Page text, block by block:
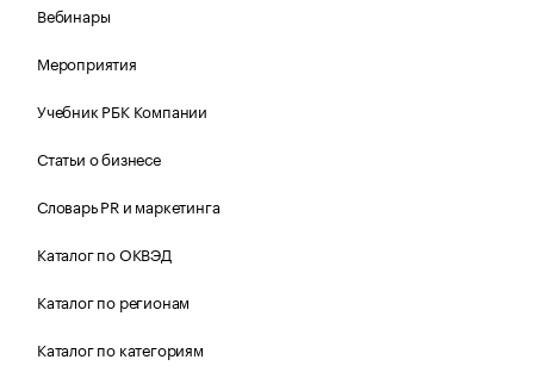
Вебинары
Мероприятия
Учебник РБК Компании
Статьи о бизнесе
Словарь PR и маркетинга
Каталог по ОКВЭД
Каталог по регионам
Каталог по категориям